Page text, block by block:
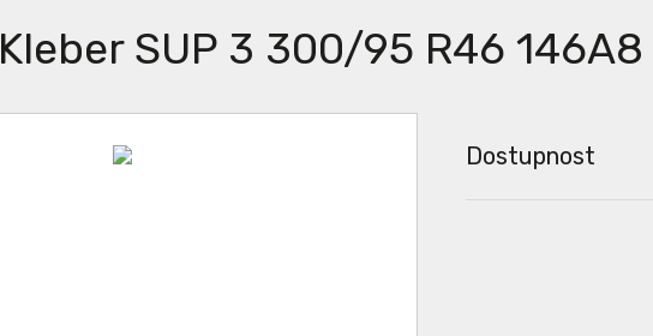
Kleber SUP 3 300/95 R46 146A8
Dostupnost